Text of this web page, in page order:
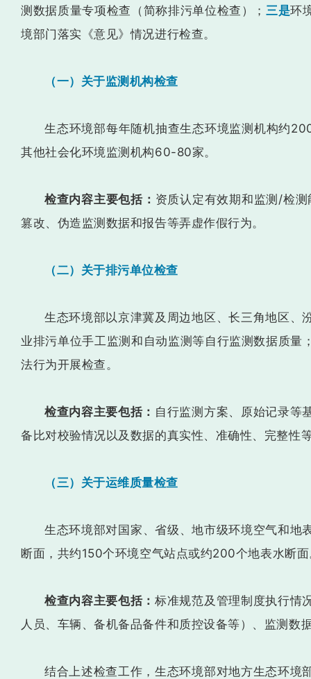
测数据质量专项检查（简称排污单位检查）；三是环
境部门落实《意见》情况进行检查。
（一）关于监测机构检查
生态环境部每年随机抽查生态环境监测机构约
其他社会化环境监测机构60-80家。
检查内容主要包括： 资质认定有效期和监测/检
篡改、伪造监测数据和报告等弄虚作假行为。
（二）关于排污单位检查
生态环境部以京津冀及周边地区、长三角地区、
业排污单位手工监测和自动监测等自行监测数据质
法行为开展检查。
检查内容主要包括： 自行监测方案、原始记录等
备比对校验情况以及数据的真实性、准确性、完整性
（三）关于运维质量检查
生态环境部对国家、省级、地市级环境空气和地
断面，共约150个环境空气站点或约200个地表水断
检查内容主要包括：标准规范及管理制度执行情
人员、车辆、备机备品备件和质控设备等）、监测数
结合上述检查工作，生态环境部对地方生态环境